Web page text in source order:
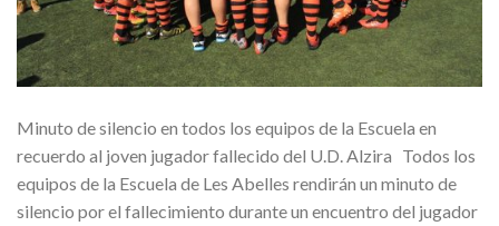
Minuto de silencio en todos los equipos de la Escuela en
recuerdo al joven jugador fallecido del U.D. Alzira Todos los
equipos de la Escuela de Les Abelles rendirán un minuto de
silencio por el fallecimiento durante un encuentro del jugador